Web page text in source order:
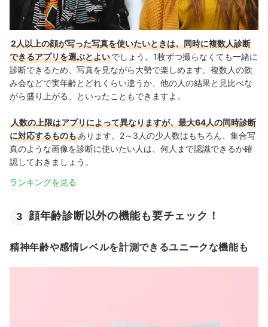
2人以上の顔が写った写真を使いたいときは、同時に複数人診断
できるアプリを選ぶとよいでしょう。1枚ずつ撮らなくても一緒に
診断できるため、写真を見ながら大勢で楽しめます。複数人の飲
み会などで実年齢とどれくらい違うか、他の人の結果と見比べな
がら盛り上がる、といったこともできますよ。
人数の上限はアプリによって異なりますが、最大64人の同時診断
に対応するものもあります。2～3人の少人数はもちろん、集合写
真のような画像を診断に使いたい人は、何人まで認識できるか確
認しておきましょう。
ランキングを見る
3 顔年齢診断以外の機能も要チェック！
精神年齢や感情レベルを計測できるユニークな機能も